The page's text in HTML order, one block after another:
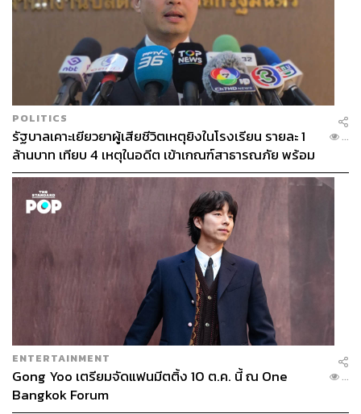
Repurposed Vaccines: วัคซีนที่พร้อมใช้สำหรับโรคระ
บาดอื่นๆ แต่อาจนำมาใช้เพื่อป้องกันโรคโควิด-19 ได้
เช่นกัน
ทีมวิจัยจากสถาบันวิจัยเด็กเมอร์ด็อก ซึ่งเป็นสถาบันวิจัย
ทางการแพทย์สำหรับเด็กในออสเตรเลียเป็นทีมวิจัยเพียงกลุ่ม
เดียว ที่กำลังทดลองนำวัคซีน BCG (Bacillus Calmette
Guerin) ซึ่งเป็นวัคซีนป้องกันวัณโรค มาทดสอบใช้รักษาผู้
ป่วยโควิด-19 โดยตอนนี้มีความคืบหน้าถึงขั้นทดสอบใน
มนุษย์ระยะที่ 3
พิสูจน์อักษร: พรนภัส ชำนาญค้า
อ้างอิง:
https://www.nytimes.com/interactive/2020/science/co
ronavirus-vaccine-tracker.html?fbclid=IwAR2MAjCG
Dp8oRzq8baLffQd5lxhhkh9zrDJlVfCsPHvuKzbL3M
xz1Tvco08
TAGS: COVID-19
เชื้อไวรัสโคโรนา
POLITICS
รัฐบาลเคาะเยียวยาผู้เสียชีวิตเหตุยิงในโรงเรียน รายละ 1
ล้านบาท เทียบ 4 เหตุในอดีต เข้าเกณฑ์สาธารณภัย พร้อม
เร่งจ่ายโดยเร็ว
...
ENTERTAINMENT
Gong Yoo เตรียมจัดแฟนมีตติ้ง 10 ต.ค. นี้ ณ One
Bangkok Forum
...